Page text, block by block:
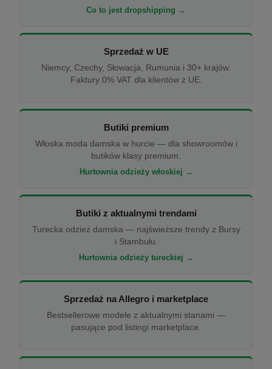
Co to jest dropshipping →
Sprzedaż w UE
Niemcy, Czechy, Słowacja, Rumunia i 30+ krajów.
Faktury 0% VAT dla klientów z UE.
Butiki premium
Włoska moda damska w hurcie — dla showroomów i
butików klasy premium.
Hurtownia odzieży włoskiej →
Butiki z aktualnymi trendami
Turecka odzież damska — najświeższe trendy z Bursy
i Stambułu.
Hurtownia odzieży tureckiej →
Sprzedaż na Allegro i marketplace
Bestsellerowe modele z aktualnymi stanami —
pasujące pod listingi marketplace.